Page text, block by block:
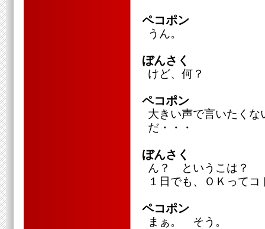
ペコポン
うん。
ぼんさく
けど、何？
ペコポン
大きい声で言いたく
だ・・・
ぼんさく
ん？ というこは？
１日でも、ＯＫってコ
ペコポン
まぁ。 そう。